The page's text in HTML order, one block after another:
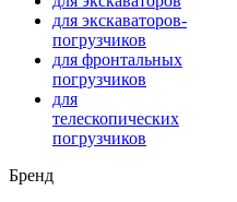
для экскаваторов-
погрузчиков
для фронтальных
погрузчиков
для
телескопических
погрузчиков
Бренд